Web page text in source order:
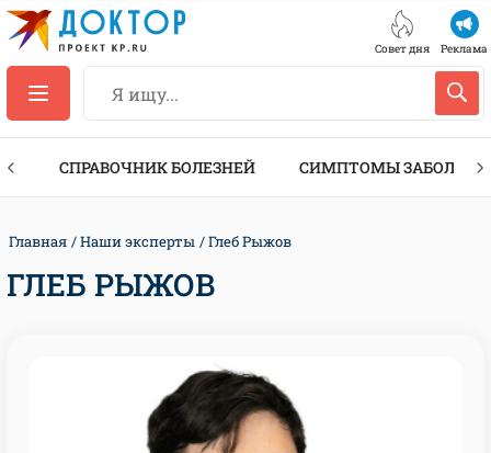
Совет дня Реклама
СПРАВОЧНИК БОЛЕЗНЕЙ СИМПТОМЫ
Главная Наши эксперты Глеб Рыжов
ГЛЕБ РЫЖОВ